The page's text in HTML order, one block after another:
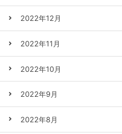
2022年12月
2022年11月
2022年10月
2022年9月
2022年8月